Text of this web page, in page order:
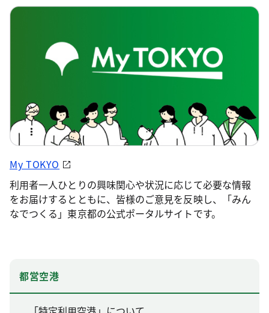
My TOKYO
利用者一人ひとりの興味関心や状況に応じて必要な情報
をお届けするとともに、皆様のご意見を反映し、「みん
なでつくる」東京都の公式ポータルサイトです。
都営空港